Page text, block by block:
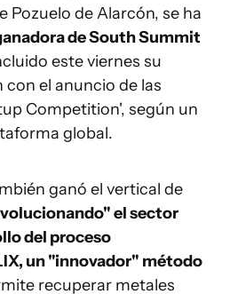
Pozuelo de Alarcón, se ha
de South Summit
este viernes su
el anuncio de las
Competition', según un
global.
ganó el vertical de
el sector
del proceso
un "innovador" método
recuperar metales